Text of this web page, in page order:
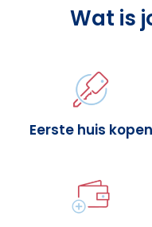
Wat is
Eerste huis kopen